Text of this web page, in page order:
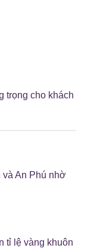
trọng cho khách
An Phú nhờ
tỉ lệ vàng khuôn